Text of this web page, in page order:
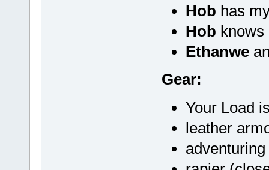
Hob has
Hob knows
Ethanwe
Gear:
Your Load
leather